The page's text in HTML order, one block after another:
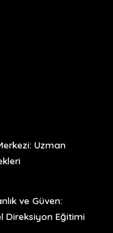
Uzman
ve Güven:
Direksiyon Eğitimi